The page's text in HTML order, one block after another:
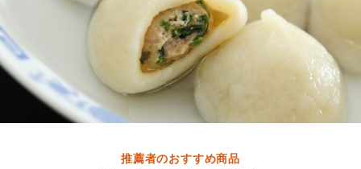
推薦者のおすすめ商品